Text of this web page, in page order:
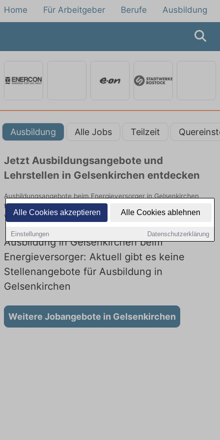
Alle Cookies akzeptieren Alle Cookies ablehnen
Einstellungen Datenschutzerklärung
Home Für Arbeitgeber Berufe Ausbildung
Ausbildung Alle Jobs Teilzeit
Jetzt Ausbildungsangebote und
Lehrstellen in Gelsenkirchen entdecken
Ausbildungsangebote beim Energieversorger in Gelsenkirchen
finden Sie von namhaften Firmen. Entdecken Sie freie Optionen
von Top-Arbeitgebern und bewerben Sie sich noch heute.
Ausbildung in Gelsenkirchen beim
Energieversorger: Aktuell gibt es keine
Stellenangebote für Ausbildung in
Gelsenkirchen
Weitere Jobangebote in Gelsenkirchen